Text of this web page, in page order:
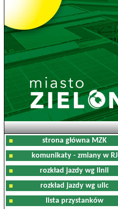
strona główna MZK
komunikaty - zmiany w RJ
rozkład jazdy wg linii
rozkład jazdy wg ulic
lista przystanków